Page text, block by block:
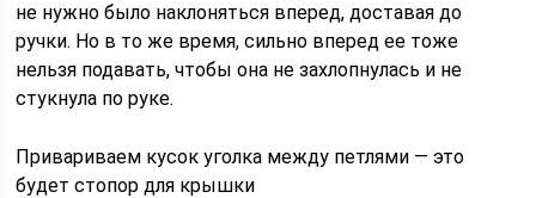
не нужно было наклоняться вперед, доставая до
ручки. Но в то же время, сильно вперед ее тоже
нельзя подавать, чтобы она не захлопнулась и не
стукнула по руке.
Привариваем кусок уголка между петлями — это
будет стопор для крышки